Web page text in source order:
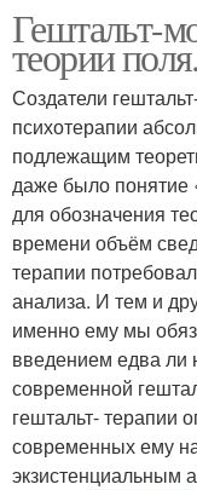
Гештальт-
теории
Создатели
психотерапии
подлежащим
даже было понятие
для обозначения
времени объём
терапии
анализа. И тем и
именно ему мы
введением едва ли
современной
гештальт- терапии
современных ему
экзистенциальным